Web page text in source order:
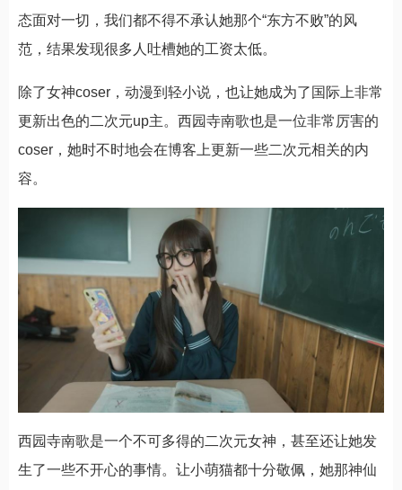
态面对一切，我们都不得不承认她那个“东方不败”的风
范，结果发现很多人吐槽她的工资太低。
除了女神coser，动漫到轻小说，也让她成为了国际上非常
更新出色的二次元up主。西园寺南歌也是一位非常厉害的
coser，她时不时地会在博客上更新一些二次元相关的内
容。
西园寺南歌是一个不可多得的二次元女神，甚至还让她发
生了一些不开心的事情。让小萌猫都十分敬佩，她那神仙